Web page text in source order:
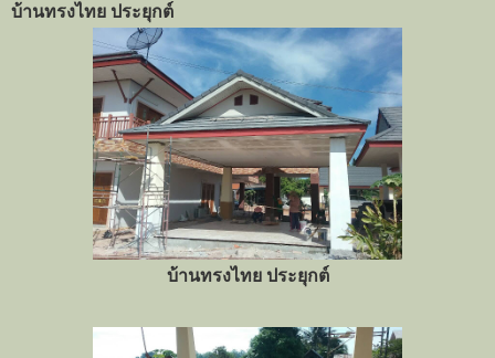
บ้านทรงไทย ประยุกต์
บ้านทรงไทย ประยุกต์